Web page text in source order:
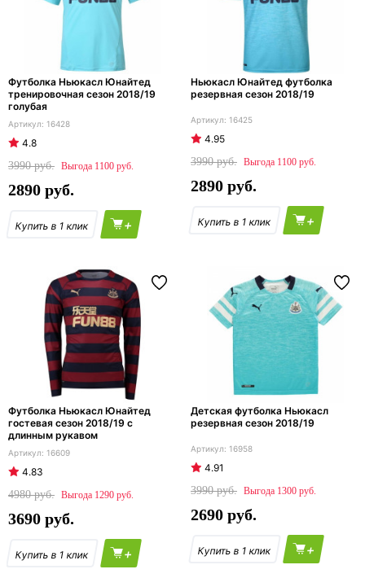
Футболка Ньюкасл Юнайтед
тренировочная сезон 2018/19
голубая
16428
4.8
3990
1100
2890
+
Ньюкасл Юнайтед футболка
резервная сезон 2018/19
16425
4.95
3990
1100
2890
+
Футболка Ньюкасл Юнайтед
гостевая сезон 2018/19 с
длинным рукавом
16609
4.83
4980
1290
3690
+
Детская футболка Ньюкасл
резервная сезон 2018/19
16958
4.91
3990
1300
2690
+